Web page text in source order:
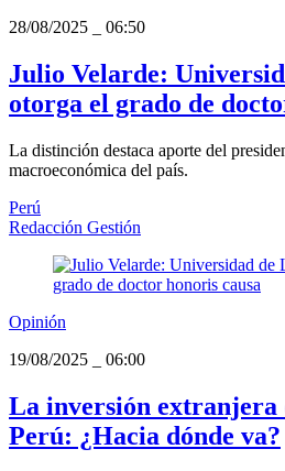
28/08/2025
06:50
Julio Velarde:
otorga el grado de
La distinción destaca aporte del
macroeconómica del país.
Perú
Redacción Gestión
Opinión
19/08/2025
06:00
La inversión extranjera
Perú: ¿Hacia dónde va?